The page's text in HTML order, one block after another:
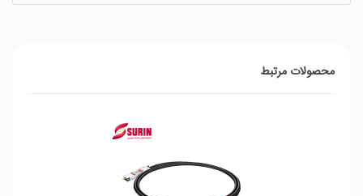
محصولات مرتبط